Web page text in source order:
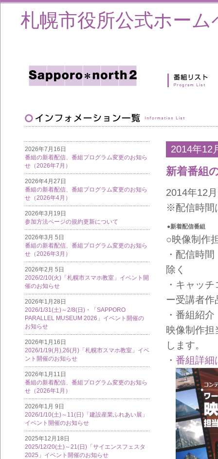
札幌市役所公式ホーム
2026年7月16日
番組の新着配信、番組プログラム変更のお知ら
せ（2026年7月）
2026年4月27日
番組の新着配信、番組プログラム変更のお知ら
せ（2026年4月）
2026年3月19日
参加方法ページの規約更新について
2026年3月 5日
番組の新着配信、番組プログラム変更のお知ら
せ（2026年3月）
2026年2月 5日
2026/2/10(火)「札幌市スマホ教室」イベント開
催のお知らせ
2026年1月28日
2026/1/31(土)～2/8(日)・「SAPPORO
PARALLEL MUSEUM 2026」イベント開催の
お知らせ
2026年1月16日
2026/1/19(月),26(月)「札幌市スマホ教室」イベ
ント開催のお知らせ
2026年1月11日
番組の新着配信、番組プログラム変更のお知ら
せ（2026年1月）
2026年1月 9日
2026/1/10(土)～11(日)「建設産業ふれあい展」
イベント開催のお知らせ
2025年12月18日
2025/12/20(土)～21(日)「サイエンスフェスタ
2025」イベント開催のお知らせ
2014年12
新着番組
2014年12
※配信時間
●新着配信番組
○映像制作
・配信時
除く
・キャッ
ー受講者作
・番組紹
映像制作担
します。
・ 番組詳細